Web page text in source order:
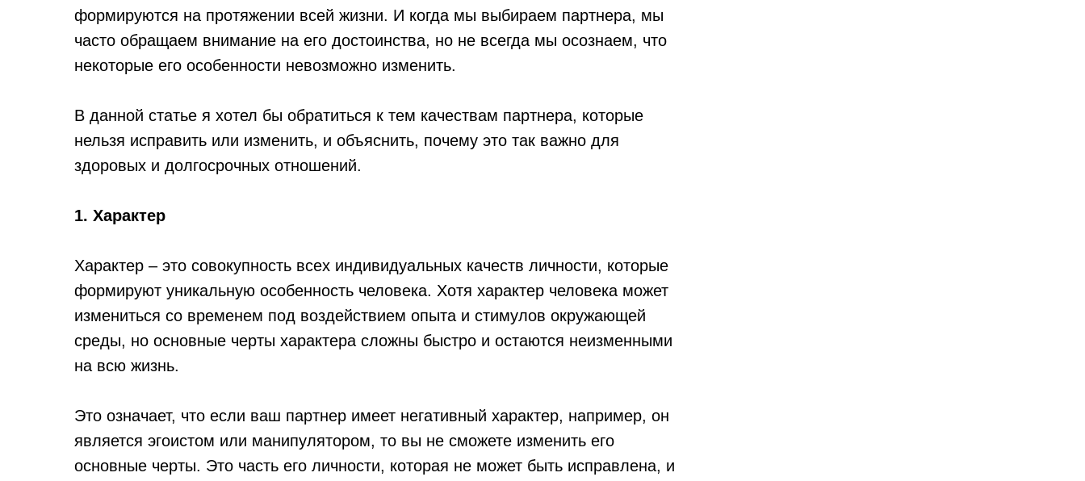
формируются на протяжении всей жизни. И когда мы выбираем партнера, мы
часто обращаем внимание на его достоинства, но не всегда мы осознаем, что
некоторые его особенности невозможно изменить.
В данной статье я хотел бы обратиться к тем качествам партнера, которые
нельзя исправить или изменить, и объяснить, почему это так важно для
здоровых и долгосрочных отношений.
1. Характер
Характер – это совокупность всех индивидуальных качеств личности, которые
формируют уникальную особенность человека. Хотя характер человека может
измениться со временем под воздействием опыта и стимулов окружающей
среды, но основные черты характера сложны быстро и остаются неизменными
на всю жизнь.
Это означает, что если ваш партнер имеет негативный характер, например, он
является эгоистом или манипулятором, то вы не сможете изменить его
основные черты. Это часть его личности, которая не может быть исправлена, и